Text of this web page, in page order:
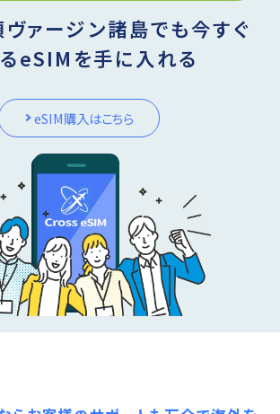
ヴァージン諸島でも今すぐ
eSIMを手に入れる
eSIM購入はこちら